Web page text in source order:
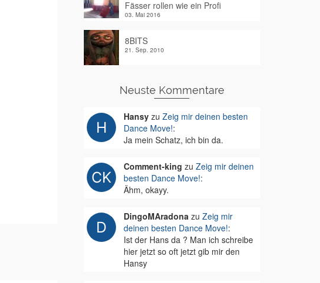
Fässer rollen wie ein Profi
03. Mai 2016
8BITS
21. Sep. 2010
Neuste Kommentare
Hansyzu Zeig mir deinen besten
Dance Move!:
Ja mein Schatz, ich bin da.
Comment-king zu Zeig mir deinen
besten Dance Move!:
Ähm, okayy.
DingoMAradonazu Zeig mir
deinen besten Dance Move!:
Ist der Hans da ? Man ich schreibe
hier jetzt so oft jetzt gib mir den
Hansy